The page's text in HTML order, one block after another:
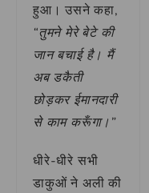
हुआ। उसने कहा,
“तुमने मेरे बेटे की
जान बचाई है। मैं
अब डकैती
छोड़कर ईमानदारी
से काम करूँगा।”
धीरे-धीरे सभी
डाकुओं ने अली की